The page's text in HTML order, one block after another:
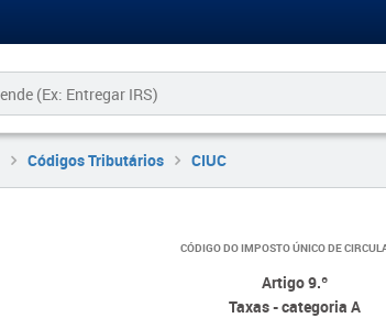
Códigos Tributários CIUC
CÓDIGO DO IMPOSTO ÚNICO DE
Artigo 9.º
Taxas - categoria A